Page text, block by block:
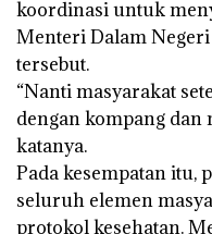
koordinasi untuk
Menteri Dalam
tersebut.
“Nanti masyarakat
dengan kompang
katanya.
Pada kesempatan itu,
seluruh elemen
protokol kesehatan.